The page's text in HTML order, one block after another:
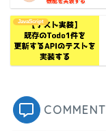
JavaScript
COMMENT